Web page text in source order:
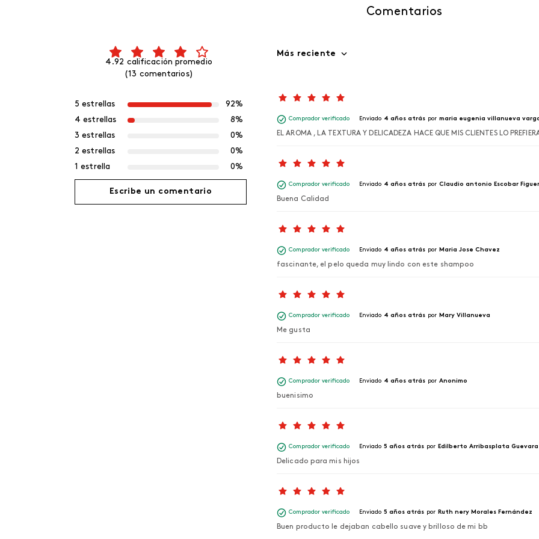
Comentarios
4.92 calificación promedio
(13 comentarios)
5 estrellas
92%
4 estrellas
8%
3 estrellas
0%
2 estrellas
0%
1 estrella
0%
Escribe un comentario
Más reciente
Comprador verificado Enviado 4 años atrás por maria eugenia villanueva
EL AROMA , LA TEXTURA Y DELICADEZA HACE QUE MIS CLIENTES LO
Comprador verificado Enviado 4 años atrás por Claudio antonio Escobar
Buena Calidad
Comprador verificado Enviado 4 años atrás por Maria Jose Chavez
fascinante, el pelo queda muy lindo con este shampoo
Comprador verificado Enviado 4 años atrás por Mary Villanueva
Me gusta
Comprador verificado Enviado 4 años atrás por Anonimo
buenisimo
Comprador verificado Enviado 5 años atrás por Edilberto Arribasplata Guevara
Delicado para mis hijos
Comprador verificado Enviado 5 años atrás por Ruth nery Morales Fernández
Buen producto le dejaban cabello suave y brilloso de mi bb